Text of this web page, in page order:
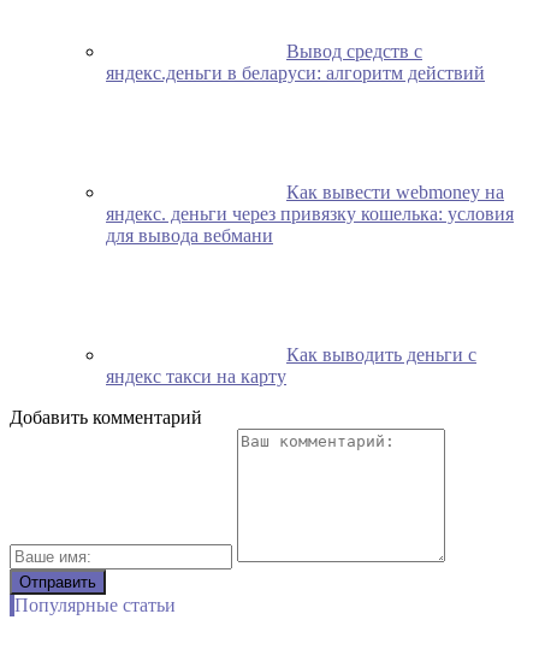
Вывод средств с
яндекс.деньги в беларуси: алгоритм действий
Как вывести webmoney на
яндекс. деньги через привязку кошелька: условия
для вывода вебмани
Как выводить деньги с
яндекс такси на карту
Добавить комментарий
Популярные статьи